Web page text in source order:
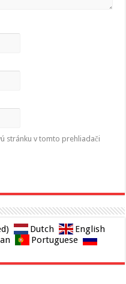
stránku v tomto prehliadači
Dutch
English
Portuguese